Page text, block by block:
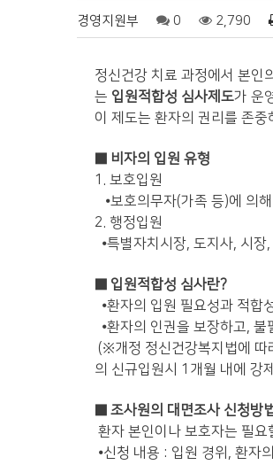
경영지원부 0 2,790
정신건강 치료 과정에서 본인
는 입원적합성 심사제도가 운
이 제도는 환자의 권리를 존
■ 비자의 입원 유형
1. 보호입원
⦁보호의무자(가족 등)에 의
2. 행정입원
⦁특별자치시장, 도지사, 시
■ 입원적합성 심사란?
⦁환자의 입원 필요성과 적합
⦁환자의 인권을 보장하고, 불
(※개정 정신건강복지법에
의 신규입원시 1개월 내에 강
■ 조사원의 대면조사 신청방
환자 본인이나 보호자는 필
⦁신청 내용 : 입원 경위, 환자